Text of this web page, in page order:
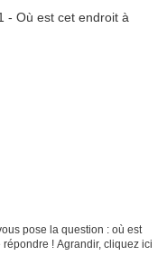
pose la question : où est
! Agrandir, cliquez ici